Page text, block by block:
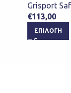
Grisport
€113,00
ΕΠΙΛΟΓΉ